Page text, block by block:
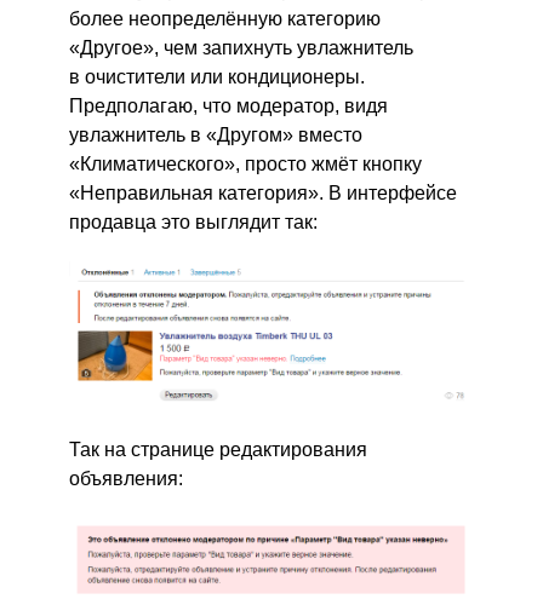
более неопределённую категорию
«Другое», чем запихнуть увлажнитель
в очистители или кондиционеры.
Предполагаю, что модератор, видя
увлажнитель в «Другом» вместо
«Климатического», просто жмёт кнопку
«Неправильная категория». В интерфейсе
продавца это выглядит так:
Так на странице редактирования
объявления: